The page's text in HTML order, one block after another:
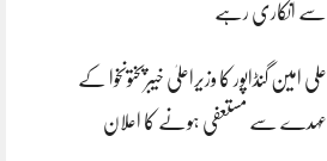
سے انکاری رہے
علی امین گنڈاپور کا وزیراعلیٰ خیبرپختونخوا کے
عہدے سے مستعفی ہونے کا اعلان